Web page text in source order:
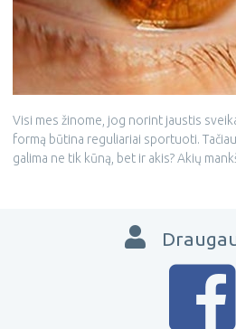
Visi mes žinome, jog norint jaustis
formą būtina reguliariai sportuoti.
galima ne tik kūną, bet ir akis? Akių